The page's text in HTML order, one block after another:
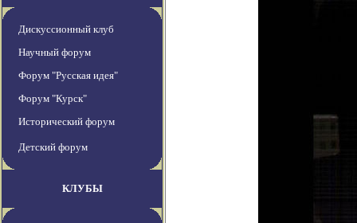
Дискуссионный клуб
Научный форум
Форум "Русская идея"
Форум "Курск"
Исторический форум
Детский форум
КЛУБЫ